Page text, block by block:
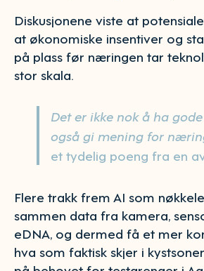
Diskusjonene viste at
at økonomiske insentiver og
på plass før næringen tar
stor skala.
Det er ikke nok å ha
også gi mening for
et tydelig poeng fra en
Flere trakk frem AI som
sammen data fra kamera,
eDNA, og dermed få et mer
hva som faktisk skjer i